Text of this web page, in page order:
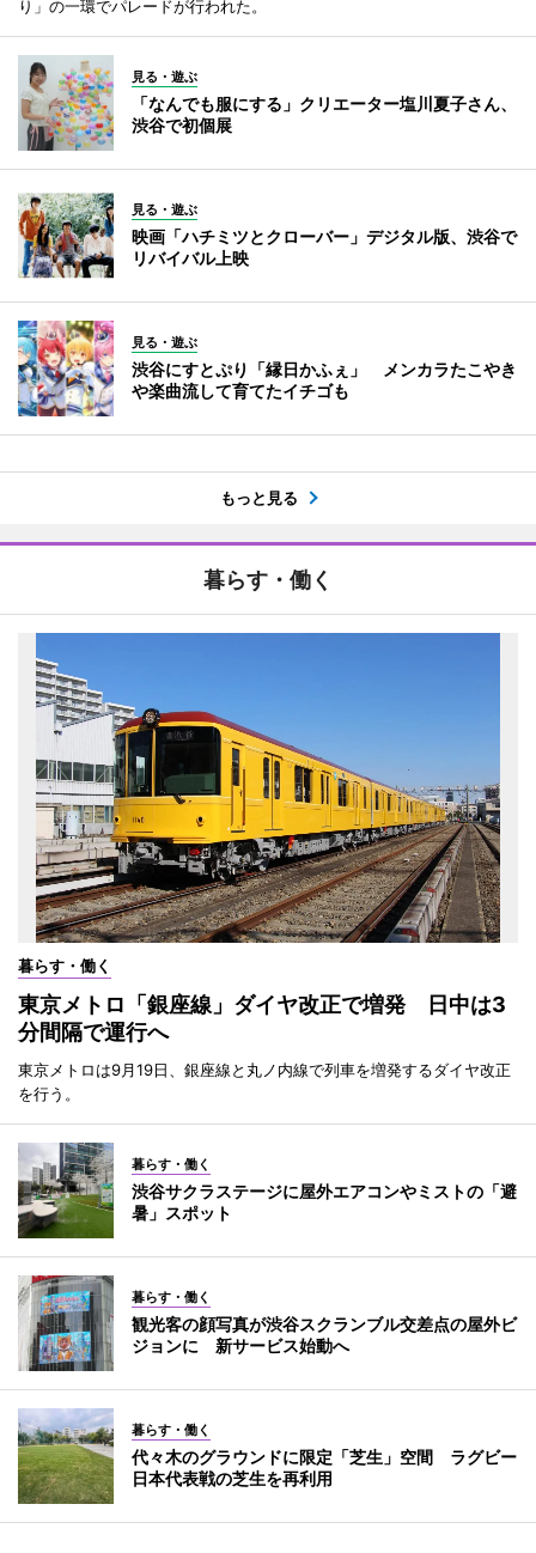
り」の一環でパレードが行われた。
見る・遊ぶ
「なんでも服にする」クリエーター塩川夏子さん、
渋谷で初個展
見る・遊ぶ
映画「ハチミツとクローバー」デジタル版、渋谷で
リバイバル上映
見る・遊ぶ
渋谷にすとぷり「縁日かふぇ」 メンカラたこやき
や楽曲流して育てたイチゴも
もっと見る
暮らす・働く
暮らす・働く
東京メトロ「銀座線」ダイヤ改正で増発 日中は3
分間隔で運行へ
東京メトロは9月19日、銀座線と丸ノ内線で列車を増発するダイヤ改正
を行う。
暮らす・働く
渋谷サクラステージに屋外エアコンやミストの「避
暑」スポット
暮らす・働く
観光客の顔写真が渋谷スクランブル交差点の屋外ビ
ジョンに 新サービス始動へ
暮らす・働く
代々木のグラウンドに限定「芝生」空間 ラグビー
日本代表戦の芝生を再利用